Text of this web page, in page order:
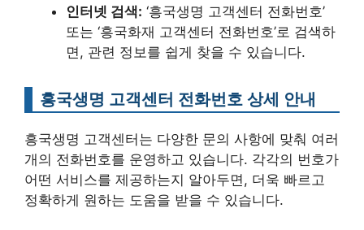
인터넷 검색: ‘흥국생명 고객센터 전화번호’
또는 ‘흥국화재 고객센터 전화번호’로 검색하
면, 관련 정보를 쉽게 찾을 수 있습니다.
흥국생명 고객센터 전화번호 상세 안내
흥국생명 고객센터는 다양한 문의 사항에 맞춰 여러
개의 전화번호를 운영하고 있습니다. 각각의 번호가
어떤 서비스를 제공하는지 알아두면, 더욱 빠르고
정확하게 원하는 도움을 받을 수 있습니다.